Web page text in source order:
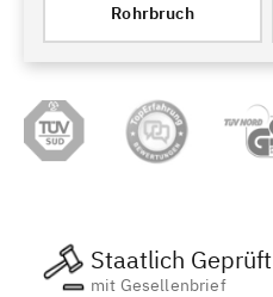
Rohrbruch
Staatlich Geprüft
mit Gesellenbrief